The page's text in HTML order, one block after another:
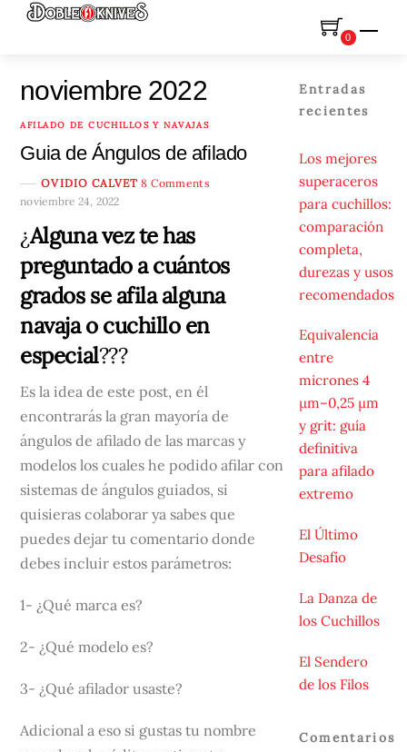
Skip
0
noviembre 2022
AFILADO DE CUCHILLOS Y NAVAJAS
Guia de Ángulos de afilado
OVIDIO CALVET 8 Comments
noviembre 24, 2022
¿Alguna vez te has
preguntado a cuántos
grados se afila alguna
navaja o cuchillo en
especial???
Es la idea de este post, en él
encontrarás la gran mayoría de
ángulos de afilado de las marcas y
modelos los cuales he podido afilar con
sistemas de ángulos guiados, si
quisieras colaborar ya sabes que
puedes dejar tu comentario donde
debes incluir estos parámetros:
1- ¿Qué marca es?
2- ¿Qué modelo es?
3- ¿Qué afilador usaste?
Adicional a eso si gustas tu nombre
Entradas
recientes
Los mejores
superaceros
para cuchillos:
comparación
completa,
durezas y usos
recomendados
Equivalencia
entre
micrones 4
µm–0,25 µm
y grit: guía
definitiva
para afilado
extremo
El Último
Desafío
La Danza de
los Cuchillos
El Sendero
de los Filos
Comentarios